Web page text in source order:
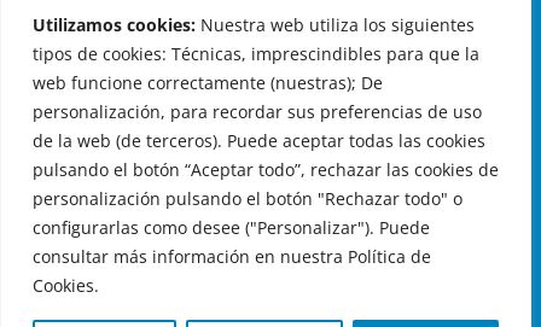
Utilizamos cookies: Nuestra web utiliza los siguientes
tipos de cookies: Técnicas, imprescindibles para que la
web funcione correctamente (nuestras); De
personalización, para recordar sus preferencias de uso
de la web (de terceros). Puede aceptar todas las cookies
pulsando el botón “Aceptar todo”, rechazar las cookies de
personalización pulsando el botón "Rechazar todo" o
configurarlas como desee ("Personalizar"). Puede
consultar más información en nuestra Política de
Cookies.
OTERO DE HERREROS EN LAS REDES
© 2026 Ayuntamiento de Otero de Herreros